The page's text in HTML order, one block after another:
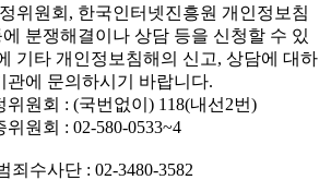
위원회, 한국인터넷진흥원 개인정보침
분쟁해결이나 상담 등을 신청할 수 있
기타 개인정보침해의 신고, 상담에 대하
관에 문의하시기 바랍니다.
위원회 : (국번없이) 118(내선2번)
원회 : 02-580-0533~4
죄수사단 : 02-3480-3582